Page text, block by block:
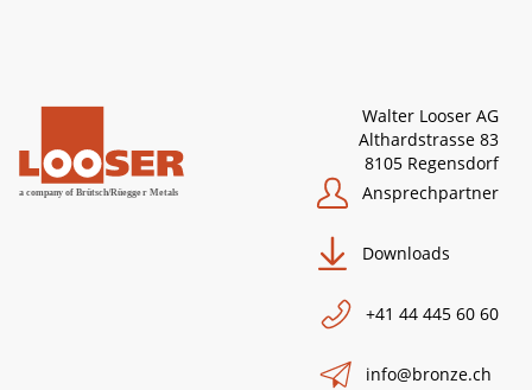
Walter Looser AG
Althardstrasse 83
8105 Regensdorf
Ansprechpartner
Downloads
+41 44 445 60 60
info@bronze.ch